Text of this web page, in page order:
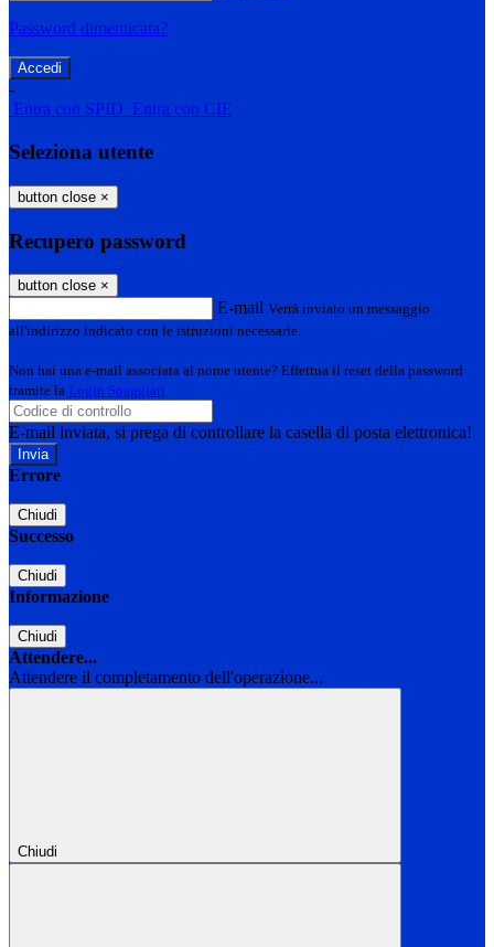
Password dimenticata?
-
Entra con SPID Entra con CIE
Seleziona utente
button close ×
Recupero password
button close ×
E-mail Verrà inviato un messaggio
all'indirizzo indicato con le istruzioni necessarie.
Non hai una e-mail associata al nome utente? Effettua il reset della password
tramite la Login Spaggiari
E-mail inviata, si prega di controllare la casella di posta elettronica!
Errore
Chiudi
Successo
Chiudi
Informazione
Chiudi
Attendere...
Attendere il completamento dell'operazione...
Chiudi